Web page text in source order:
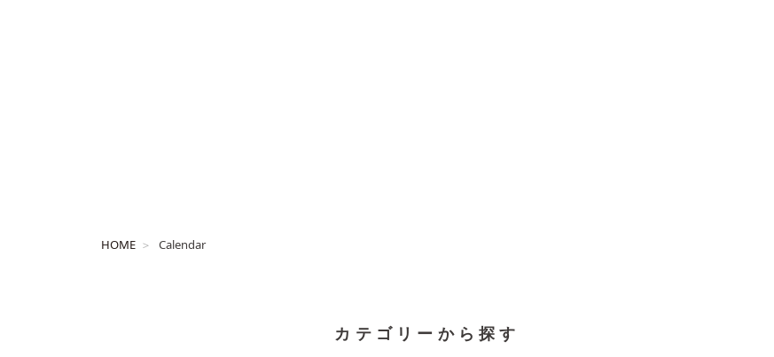
HOME Calendar
カテゴリーから探す